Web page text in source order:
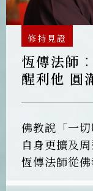
修持見證
恆傳法師
醒利他 圓
佛教說「一
自身更擴及
恆傳法師從